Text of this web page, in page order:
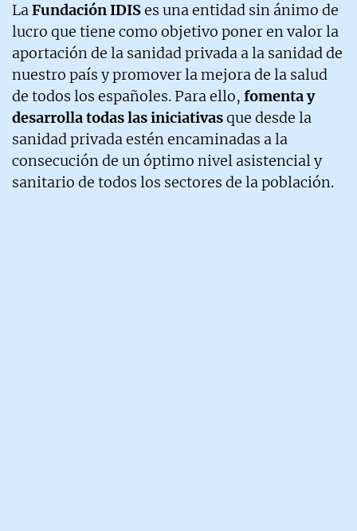
LaFundación IDISes una entidad sin ánimo de
lucro que tiene como objetivo poner en valor la
aportación de la sanidad privada a la sanidad de
nuestro país y promover la mejora de la salud
de todos los españoles. Para ello, fomenta y
desarrolla todas las iniciativasque desde la
sanidad privada estén encaminadas a la
consecución de un óptimo nivel asistencial y
sanitario de todos los sectores de la población.